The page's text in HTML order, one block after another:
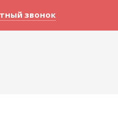
звонок